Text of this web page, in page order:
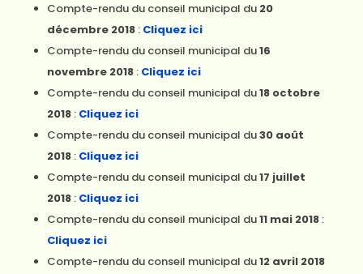
Compte-rendu du conseil municipal du 20
décembre 2018:Cliquez ici
Compte-rendu du conseil municipal du16
novembre 2018:Cliquez ici
Compte-rendu du conseil municipal du18 octobre
2018:Cliquez ici
Compte-rendu du conseil municipal du30 août
2018:Cliquez ici
Compte-rendu du conseil municipal du17 juillet
2018: Cliquez ici
Compte-rendu du conseil municipal du11 mai 2018:
Cliquez ici
Compte-rendu du conseil municipal du12 avril 2018